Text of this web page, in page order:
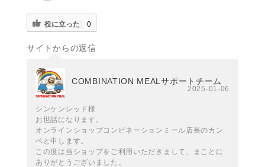
役に立った 0
サイトからの返信
COMBINATION MEALサポートチーム
2025-01-06
シンケンレッド様
お世話になります。
オンラインショップコンビネーションミール店長のカン
ベと申します。
この度は当ショップをご利用いただきまして、まことに
ありがとうございました。